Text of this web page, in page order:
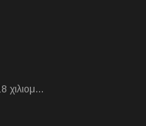
χιλιομ…